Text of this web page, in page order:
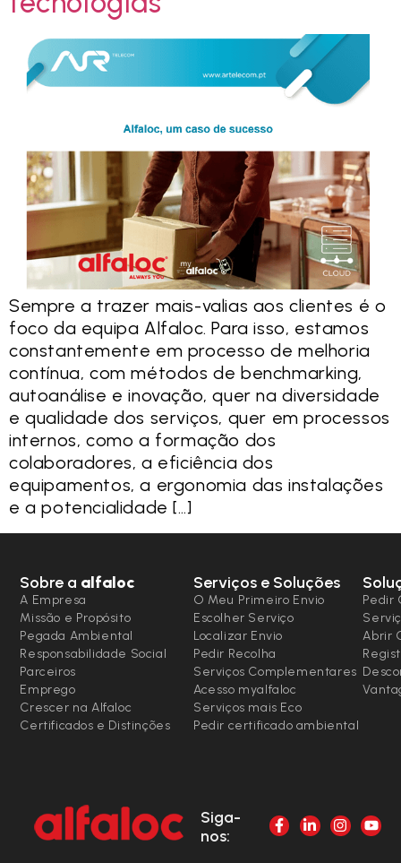
Sempre a trazer mais-valias aos clientes é o
foco da equipa Alfaloc. Para isso, estamos
constantemente em processo de melhoria
contínua, com métodos de benchmarking,
autoanálise e inovação, quer na diversidade
e qualidade dos serviços, quer em processos
internos, como a formação dos
colaboradores, a eficiência dos
equipamentos, a ergonomia das instalações
e a potencialidade […]
Sobre a alfaloc
A Empresa
Missão e Propósito
Pegada Ambiental
Responsabilidade Social
Parceiros
Emprego
Crescer na Alfaloc
Certificados e Distinções
Serviços e Soluções
O Meu Primeiro Envio
Escolher Serviço
Localizar Envio
Pedir Recolha
Serviços Complementares
Acesso myalfaloc
Serviços mais Eco
Pedir certificado ambiental
Pedir
Abrir
Siga-
nos: